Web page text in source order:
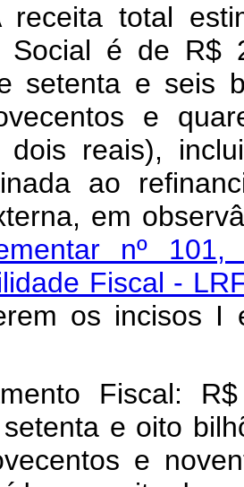
receita total
Social é de R$
setenta e seis
e
dois reais),
ao
em
nº
Fiscal -
os incisos
Fiscal: R$
e oito
e